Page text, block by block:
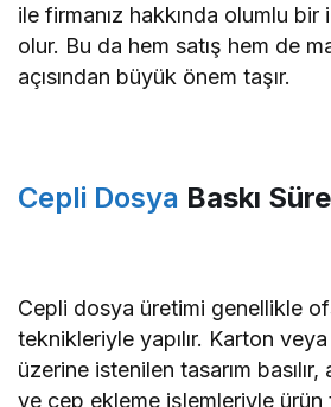
ile firmanız hakkında olumlu bir
olur. Bu da hem satış hem de
açısından büyük önem taşır.
Cepli Dosya Baskı
Cepli dosya üretimi genellikle
teknikleriyle yapılır. Karton
üzerine istenilen tasarım
ve cep ekleme işlemleriyle ürün